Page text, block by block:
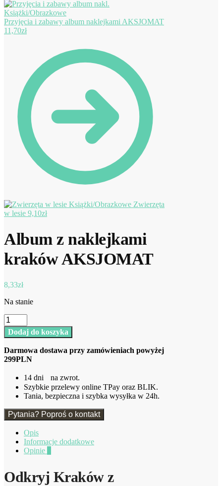
Przyjęcia i zabawy album naklejkami AKSJOMAT
11,70zł
Zwierzęta
w lesie 9,10zł
Album z naklejkami
kraków AKSJOMAT
8,33zł
Na stanie
ilość
Album
z
kraków
AKSJOMAT
Dodaj do koszyka
Darmowa dostawa przy zamówieniach powyżej
299PLN
14 dni na zwrot.
Szybkie przelewy online TPay oraz BLIK.
Tania, bezpieczna i szybka wysyłka w 24h.
Pytania? Poproś o kontakt
Opis
Informacje dodatkowe
Opinie
Odkryj Kraków z